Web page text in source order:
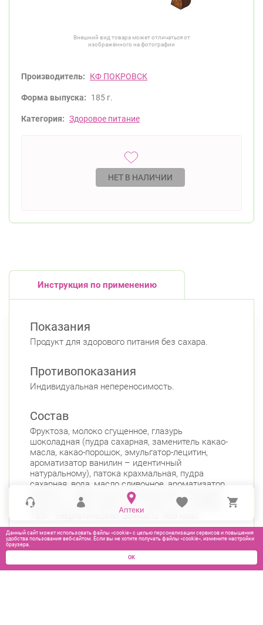
Внешний вид товара может отличаться от
изображённого на фотографии
Производитель: КФ ПОКРОВСК
Форма выпуска: 185 г.
Категория: Здоровое питание
НЕТ В НАЛИЧИИ
Инструкция по применению
Показания
Продукт для здорового питания без сахара.
Противопоказания
Индивидуальная непереносимость.
Состав
Фруктоза, молоко сгущенное, глазурь
шоколадная (пудра сахарная, заменитель какао-
масла, какао-порошок, эмульгатор-лецитин,
ароматизатор ванилин – идентичный
натуральному), патока крахмальная, пудра
сахарная, вода, масло сливочное, ароматизатор
ванилин – идентичный натуральному. Пищевая
ценность в 100г: белки 3,2г, жиры 11г, углеводы
75,9г. Энергетическая ценность: 403 ккал.
Данный сайт может использовать файлы «cookie» с целью персонализации сервисов и повышения
удобства пользования веб-сайтом. Если вы не хотите получать файлы «cookie», измените настройки
браузера.
ОК